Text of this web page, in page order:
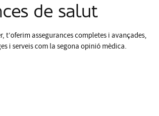
de salut
t’oferim assegurances completes i avançades,
i serveis com la segona opinió mèdica.